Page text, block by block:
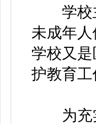
学校主
未成年
学校又
护教育工
为充实